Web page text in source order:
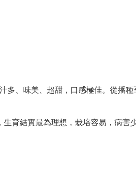
、味美、超甜，口感極佳。從播種
育結實最為理想，栽培容易，病害